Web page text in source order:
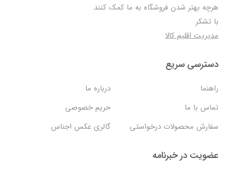
هرچه بهتر شدن فروشگاه به ما کمک کنند.
با تشکر
مدیریت اقلیم کالا
دسترسی سریع
راهنما
درباره ما
تماس با ما
حریم خصوصی
سفارش محصولات درخواستی
گالری عکس اجناس
عضویت در خبرنامه